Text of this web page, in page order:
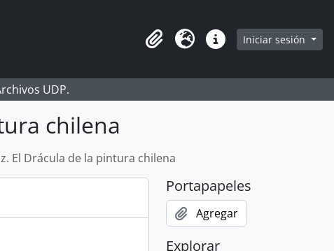
Portapapeles
Idioma Enlaces rápidos
Iniciar sesión
UDP.
chilena
El Drácula de la pintura chilena
Portapapeles
Agregar
Explorar